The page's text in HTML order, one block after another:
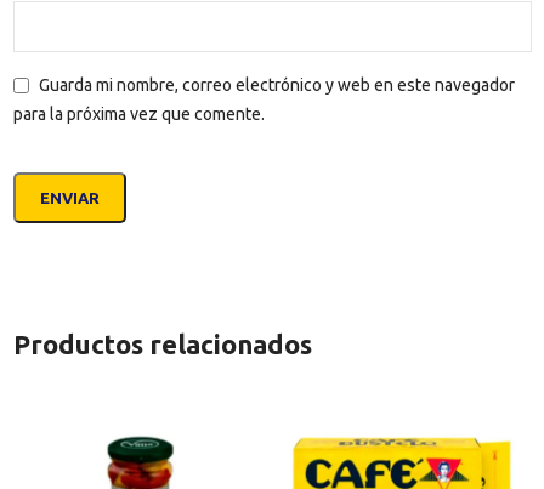
Guarda mi nombre, correo electrónico y web en este navegador
para la próxima vez que comente.
Productos relacionados